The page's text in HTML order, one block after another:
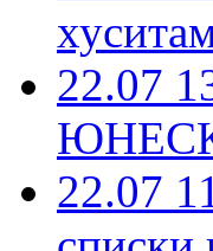
22.07
22.07